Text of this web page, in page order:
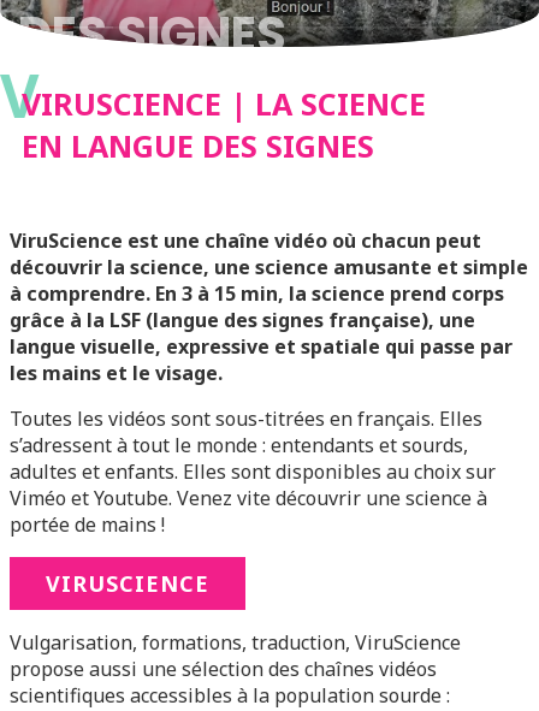
DES SIGNES
VVIRUSCIENCE | LA SCIENCE
EN LANGUE DES SIGNES
ViruScience est une chaîne vidéo où chacun peut
découvrir la science, une science amusante et simple
à comprendre. En 3 à 15 min, la science prend corps
grâce à la LSF (langue des signes française), une
langue visuelle, expressive et spatiale qui passe par
les mains et le visage.
Toutes les vidéos sont sous-titrées en français. Elles
s’adressent à tout le monde : entendants et sourds,
adultes et enfants. Elles sont disponibles au choix sur
Viméo et Youtube. Venez vite découvrir une science à
portée de mains !
VIRUSCIENCE
Vulgarisation, formations, traduction, ViruScience
propose aussi une sélection des chaînes vidéos
scientifiques accessibles à la population sourde :